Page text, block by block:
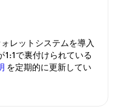
レットシステムを導入
1:1で裏付けられている
を定期的に更新してい